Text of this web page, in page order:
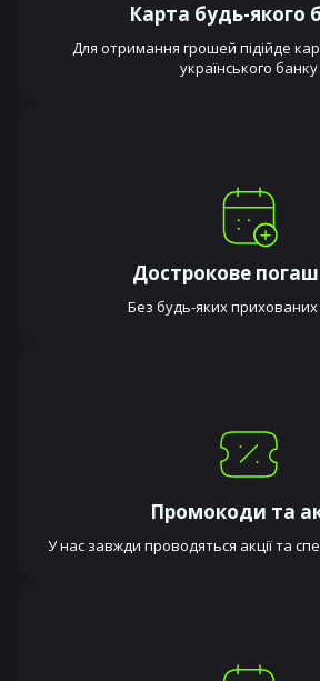
Карта будь-якого
Для отримання грошей підійде
українського банку
Дострокове
Без будь-яких прихованих
Промокоди та
У нас завжди проводяться акції та